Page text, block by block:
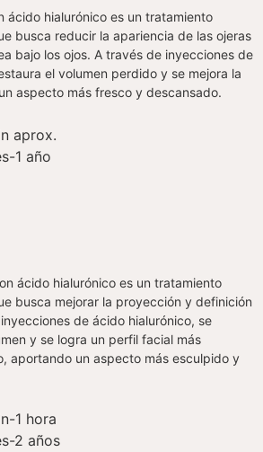
ácido hialurónico es un tratamiento
busca reducir la apariencia de las ojeras
bajo los ojos. A través de inyecciones de
el volumen perdido y se mejora la
aspecto más fresco y descansado.
aprox.
1 año
ácido hialurónico es un tratamiento
busca mejorar la proyección y definición
de ácido hialurónico, se
y se logra un perfil facial más
aportando un aspecto más esculpido y
1 hora
2 años